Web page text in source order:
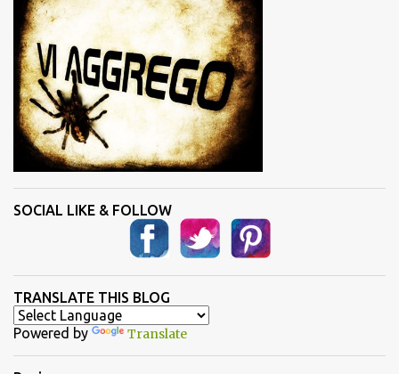
SOCIAL LIKE & FOLLOW
TRANSLATE THIS BLOG
Powered by Translate